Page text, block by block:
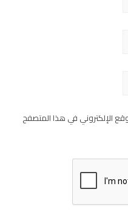
الإلكتروني في هذا المتصفح